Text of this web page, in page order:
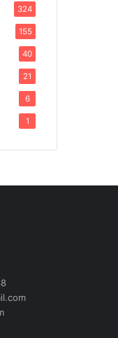
324
155
40
21
6
1